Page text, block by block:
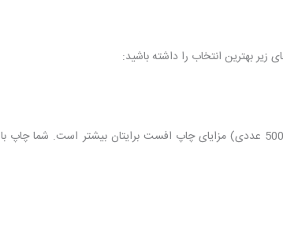
بهترین انتخاب را داشته باشید:
اگر پروژه شما آنقدر بزرگ است که از پس هزینه های اولیه زیاد بربیاید (پروژه ای با تیراژ حداقل 500 عددی) مزایای چاپ افست برایتان بیشتر است. شما چاپ با